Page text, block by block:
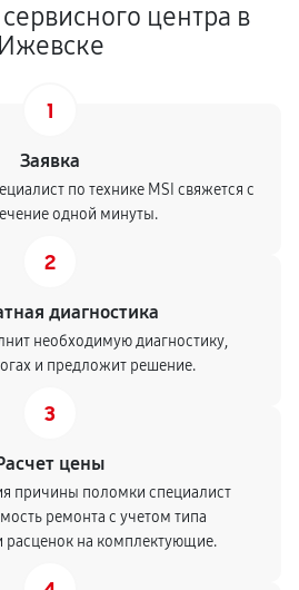
центра в
Ижевске
1
Заявка
по технике MSI свяжется с
одной минуты.
2
диагностика
необходимую диагностику,
и предложит решение.
3
цены
причины поломки специалист
ремонта с учетом типа
расценок на комплектующие.